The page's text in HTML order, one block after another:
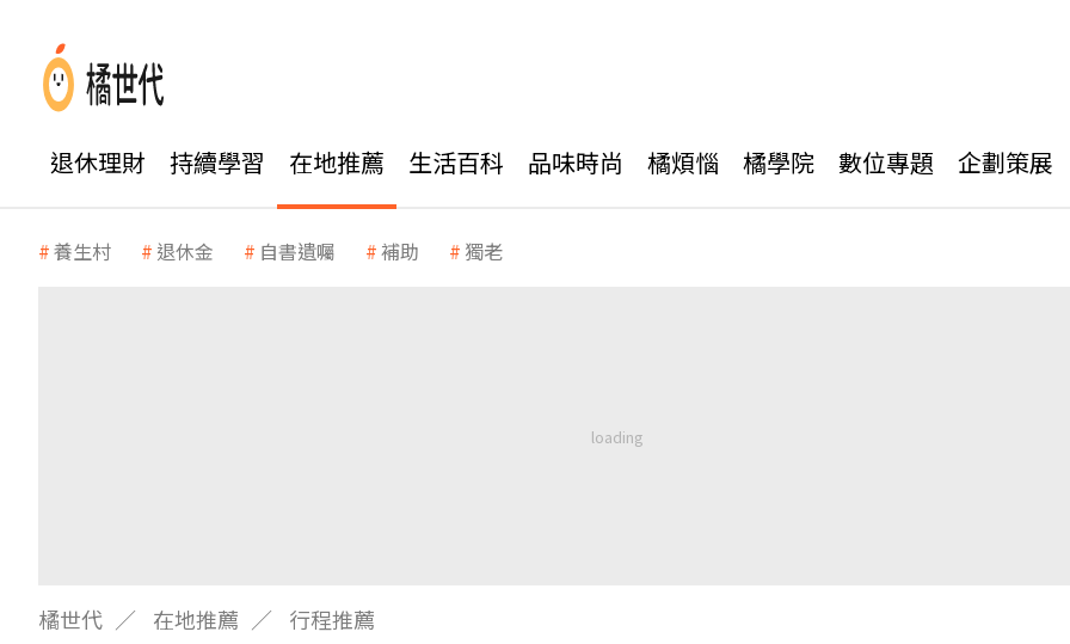
退休理財 持續學習 在地推薦 生活百科 品味時尚 橘煩惱 橘學院 數位專題 企劃策展
養生村 退休金 自書遺囑 補助 獨老
橘世代 在地推薦 行程推薦